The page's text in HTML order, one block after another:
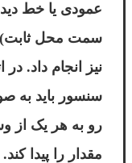
عمودی یا خط
سمت محل
نیز انجام داد.
سنسور باید به
رو به هر یک از
مقدار را پیدا